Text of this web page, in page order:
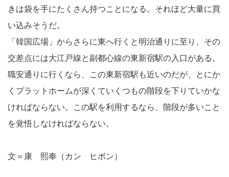
きは袋を手にたくさん持つことになる。それほど大量に買
い込みそうだ。
「韓国広場」からさらに東へ行くと明治通りに至り、その
交差点には大江戸線と副都心線の東新宿駅の入口がある。
職安通りに行くなら、この東新宿駅も近いのだが、とにか
くプラットホームが深くていくつもの階段を下りていかな
ければならない。この駅を利用するなら、階段が多いこと
を覚悟しなければならない。
文＝康 熙奉（カン ヒボン）